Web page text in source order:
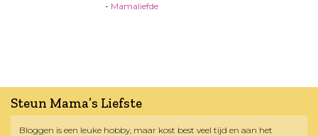
- Mamaliefde
Steun Mama’s Liefste
Bloggen is een leuke hobby, maar kost best veel tijd en aan het